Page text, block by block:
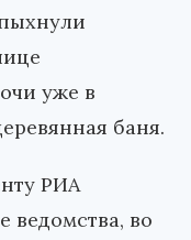
уже в
баня.
РИА
ведомства, во